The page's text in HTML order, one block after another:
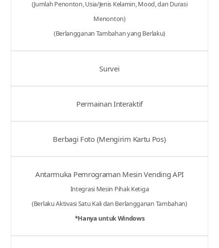
(Jumlah Penonton, Usia/Jenis Kelamin, Mood, dan Durasi
Menonton)
(Berlangganan Tambahan yang Berlaku)
Survei
Permainan Interaktif
Berbagi Foto (Mengirim Kartu Pos)
Antarmuka Pemrograman Mesin Vending API
Integrasi Mesin Pihak Ketiga
(Berlaku Aktivasi Satu Kali dan Berlangganan Tambahan)
*Hanya untuk Windows